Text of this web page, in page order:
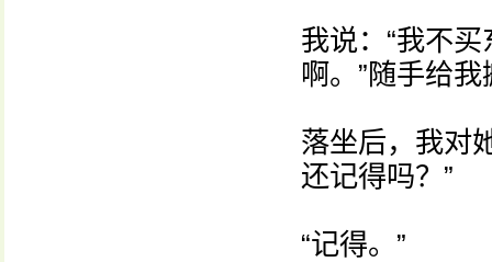
我说：“我不
啊。”随手给
落坐后，我对
还记得吗？”
“记得。”